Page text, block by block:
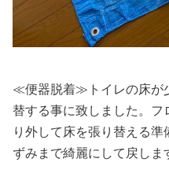
≪便器脱着≫トイレの床が
替する事に致しました。
り外して床を張り替える
ずみまで綺麗にして戻しま